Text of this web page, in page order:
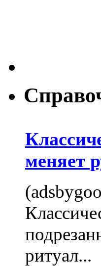
меняет
ритуал...